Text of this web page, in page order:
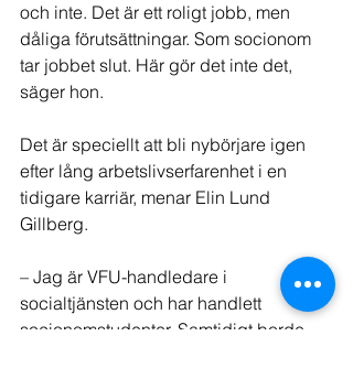
och inte. Det är ett roligt jobb, men
dåliga förutsättningar. Som socionom
tar jobbet slut. Här gör det inte det,
säger hon.
Det är speciellt att bli nybörjare igen
efter lång arbetslivserfarenhet i en
tidigare karriär, menar Elin Lund
Gillberg.
– Jag är VFU-handledare i
socialtjänsten och har handlett
socionomstudenter. Samtidigt borde